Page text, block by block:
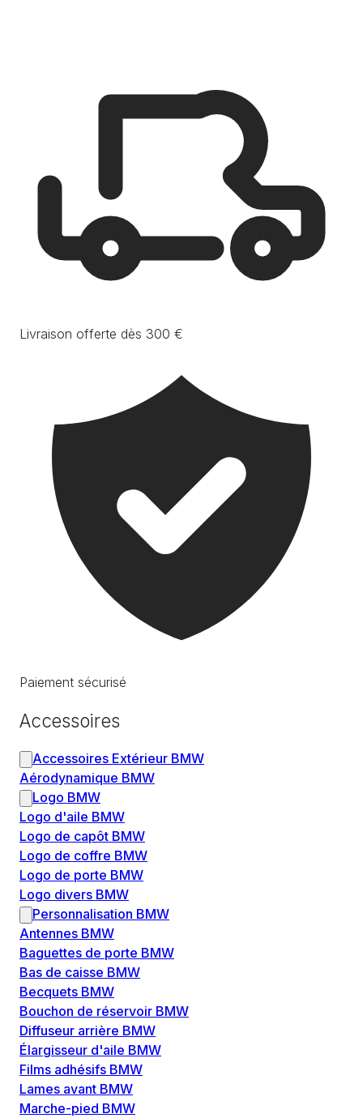
Livraison offerte dès 300 €
Paiement sécurisé
Accessoires
Accessoires Extérieur BMW
Aérodynamique BMW
Logo BMW
Logo d'aile BMW
Logo de capôt BMW
Logo de coffre BMW
Logo de porte BMW
Logo divers BMW
Personnalisation BMW
Antennes BMW
Baguettes de porte BMW
Bas de caisse BMW
Becquets BMW
Bouchon de réservoir BMW
Diffuseur arrière BMW
Élargisseur d'aile BMW
Films adhésifs BMW
Lames avant BMW
Marche-pied BMW